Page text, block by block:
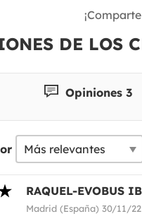
DE LOS
Opiniones 3
RAQUEL-EVOBUS
Madrid (España) 30/11/22